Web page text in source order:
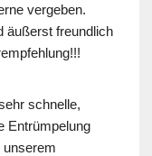
vergeben.
äußerst freundlich
schnelle,
Entrümpelung
unserem